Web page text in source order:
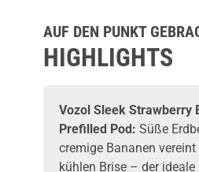
AUF DEN PUNKT
HIGHLIGHTS
Vozol Sleek Strawberry
Prefilled Pod: Süße
cremige Bananen
kühlen Brise – der